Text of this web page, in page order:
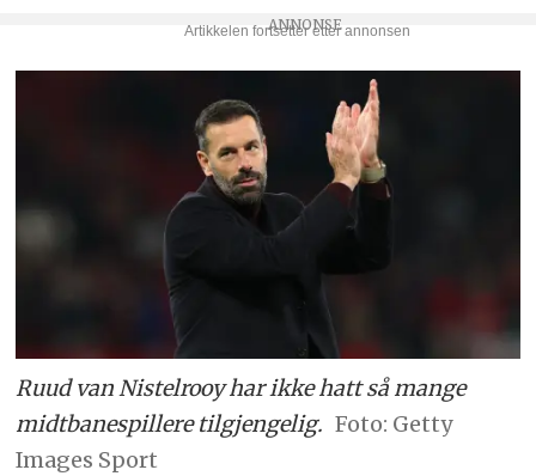
Ruud van Nistelrooy har ikke hatt så mange
midtbanespillere tilgjengelig.
Getty
Images Sport